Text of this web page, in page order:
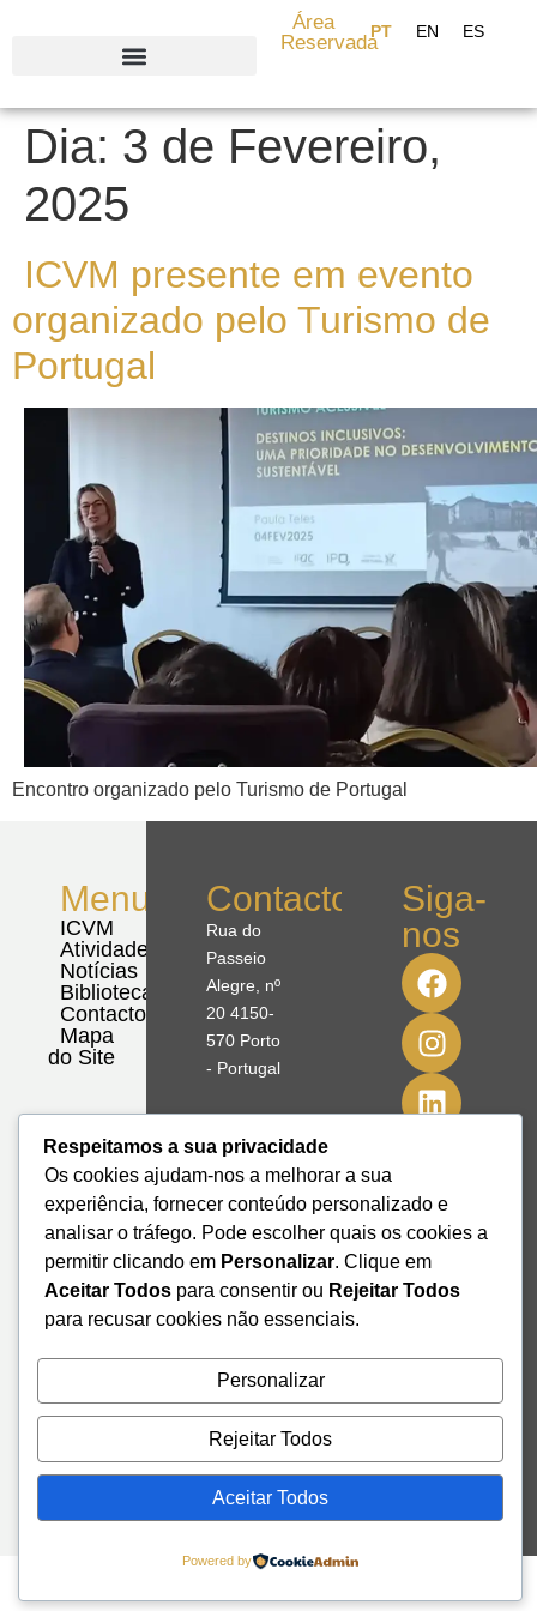
Área
Reservada
Dia: 3 de Fevereiro,
2025
ICVM presente em evento
organizado pelo Turismo de
Portugal
Encontro organizado pelo Turismo de Portugal
Menu
ICVM
Atividades
Notícias
Biblioteca
Contactos
Mapa
do Site
Contactos
Rua do
Passeio
Alegre, nº
20 4150-
570 Porto
- Portugal
N
8º39'41,76"
W
+351 228
328 115
geral@institutodemobilidade.org
a
Newsletter
Send
Siga-
nos
Respeitamos a sua privacidade
Os cookies ajudam-nos a melhorar a sua
experiência, fornecer conteúdo personalizado e
analisar o tráfego. Pode escolher quais os cookies a
permitir clicando em Personalizar. Clique em
Aceitar Todos para consentir ou Rejeitar Todos
para recusar cookies não essenciais.
Personalizar
Rejeitar Todos
Aceitar Todos
Powered by